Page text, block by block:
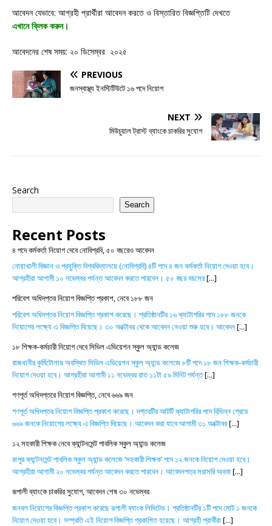
আবেদন যেভাবে: আগ্রহী প্রার্থীরা আবেদন করতে ও বিস্তারিত বিজ্ঞপ্তিটি দেখতে
এখানেক্লিককরুন।
আবেদনের শেষ সময়: ২০ ডিসেম্বর ২০২৫
PREVIOUS
জনস্বাস্থ্য ইনস্টিটিউটে ১৬ পদে নিয়োগ
NEXT
মিউচুয়াল ট্রাস্ট ব্যাংকে চাকরির সুযোগ
Search
Search
Recent Posts
৪ পদে কর্মকর্তা নিয়োগ দেবে নোবিপ্রবি, ৫০ বছরেও আবেদন
নোয়াখালী বিজ্ঞান ও প্রযুক্তি বিশ্ববিদ্যালয়ে (নোবিপ্রবি) ৪টি পদে ৪ জন কর্মকর্তা নিয়োগ দেওয়া হবে।
আগ্রহীরা আগামী ১০ নভেম্বর পর্যন্ত আবেদন করতে পারবেন। ৫০ বছর বয়সের[...]
পরিবেশ অধিদপ্তর নিয়োগ বিজ্ঞপ্তি প্রকাশ, নেবে ১৮৮ জন
পরিবেশ অধিদপ্তর নিয়োগ বিজ্ঞপ্তি প্রকাশ করেছে। প্রতিষ্ঠানটির ১৬ ক্যাটাগরির পদে ১৮৮ জনকে
নিয়োগের লক্ষ্যে এ বিজ্ঞপ্তি দিয়েছে। ৩০ অক্টোবর থেকে আবেদন নেওয়া শুরু হবে। আবেদন[...]
১৮ শিক্ষক-কর্মচারী নিয়োগ দেবে সিভিল এভিয়েশন স্কুল অ্যান্ড কলেজ
রাজধানীর কুর্মিটোলায় অবস্থিত সিভিল এভিয়েশন স্কুল অ্যান্ড কলেজে ৮টি পদে ১৮ জন শিক্ষক-কর্মচারী
নিয়োগ দেওয়া হবে। আগ্রহীরা আগামী ১১ নভেম্বর রাত ১১টা ৫৯ মিনিট পর্যন্ত[...]
গণপূর্ত অধিদপ্তরে নিয়োগ বিজ্ঞপ্তি, নেবে ৬৬৯ জন
গণপূর্ত অধিদপ্তর নিয়োগ বিজ্ঞপ্তি প্রকাশ করেছে। দপ্তরটির আটটি ক্যাটাগরির পদে বিভিন্ন গ্রেডে
৬৬৯ জনকে নিয়োগের লক্ষ্যে এ বিজ্ঞপ্তি দিয়েছে। আবেদন করা যাবে আগামী ৩১ অক্টোবর[...]
১২ সহকারী শিক্ষক নেবে ক্যান্টনমেন্ট পাবলিক স্কুল অ্যান্ড কলেজ
রংপুর ক্যান্টনমেন্ট পাবলিক স্কুল অ্যান্ড কলেজে ‘সহকারী শিক্ষক’ পদে ১২ জনকে নিয়োগ দেওয়া হবে।
আগ্রহীরা আগামী ২০ নভেম্বর পর্যন্ত আবেদন করতে পারবেন। আবেদনপত্র সরাসরি অথবা[...]
রূপালী ব্যাংকে চাকরির সুযোগ, আবেদন শেষ ৩০ নভেম্বর
জনবল নিয়োগের বিজ্ঞপ্তি প্রকাশ করেছে রূপালী ব্যাংক লিমিটেড। প্রতিষ্ঠানটির ১টি পদে মোট ১ জনকে
নিয়োগ দেওয়া হবে। সম্প্রতি এই নিয়োগ বিজ্ঞপ্তি প্রকাশিত হয়েছে। আগ্রহী প্রার্থীরা[...]